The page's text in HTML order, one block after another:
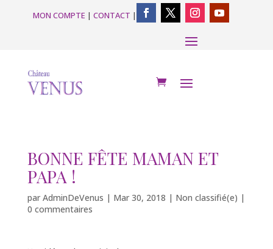
MON COMPTE | CONTACT |
BONNE FÊTE MAMAN ET
PAPA !
par AdminDeVenus | Mar 30, 2018 | Non classifié(e) |
0 commentaires